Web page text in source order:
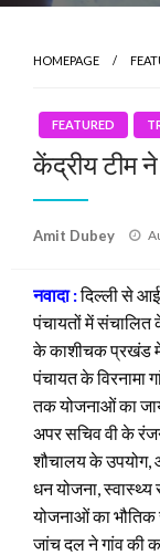
HOMEPAGE
FEATURED
केंद्रीय टीम
Amit Dubey
नवादा :दिल्ली से आई
पंचायतों में
के काशीचक प्रखंड में
पंचायत के विरनामा
तक योजनाओं का
अपर सचिव वी के
शौचालय के उपयोग,
धन योजना, स्वास्थ्य
योजनाओं का भौतिक
जांच दल ने गांव की